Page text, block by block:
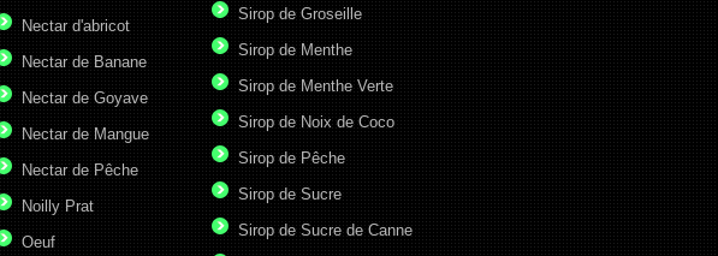
Nectar d'abricot
Nectar de Banane
Nectar de Goyave
Nectar de Mangue
Nectar de Pêche
Noilly Prat
Oeuf
Sirop de Groseille
Sirop de Menthe
Sirop de Menthe Verte
Sirop de Noix de Coco
Sirop de Pêche
Sirop de Sucre
Sirop de Sucre de Canne